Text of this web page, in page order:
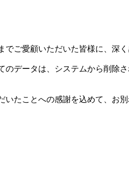
ご愛顧いただいた皆様に、深く
データは、システムから削除
たことへの感謝を込めて、お